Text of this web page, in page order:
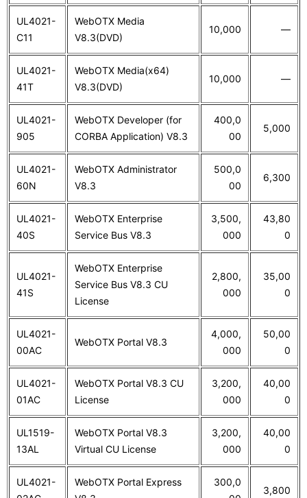
UL4021-
C11
WebOTX Media
V8.3(DVD)
10,000 ―
UL4021-
41T
WebOTX Media(x64)
V8.3(DVD)
10,000 ―
UL4021-
905
WebOTX Developer (for
CORBA Application) V8.3
400,0
00
5,000
UL4021-
60N
WebOTX Administrator
V8.3
500,0
00
6,300
UL4021-
40S
WebOTX Enterprise
Service Bus V8.3
3,500,
000
43,80
0
UL4021-
41S
WebOTX Enterprise
Service Bus V8.3 CU
License
2,800,
000
35,00
0
UL4021-
00AC
WebOTX Portal V8.3
4,000,
000
50,00
0
UL4021-
01AC
WebOTX Portal V8.3 CU
License
3,200,
000
40,00
0
UL1519-
13AL
WebOTX Portal V8.3
Virtual CU License
3,200,
000
40,00
0
UL4021-
WebOTX Portal Express
300,0
3,800